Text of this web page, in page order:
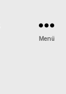
Menü